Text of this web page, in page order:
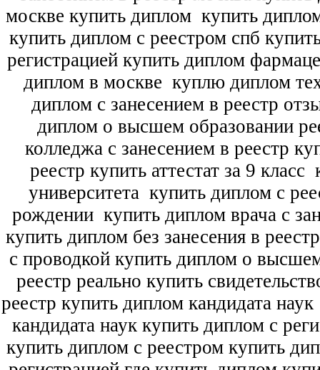
москве купить диплом купить
купить диплом с реестром спб
регистрацией купить диплом
диплом в москве куплю диплом
диплом с занесением в реестр
диплом о высшем образовании
колледжа с занесением в реестр
реестр купить аттестат за 9 класс
университета купить диплом с
рождении купить диплом врача с
купить диплом без занесения в
с проводкой купить диплом о
реестр реально купить
реестр купить диплом кандидата наук
кандидата наук купить диплом с
купить диплом с реестром купить